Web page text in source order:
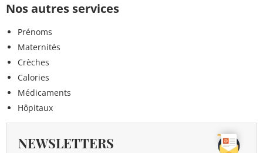
Nos autres services
Prénoms
Maternités
Crèches
Calories
Médicaments
Hôpitaux
NEWSLETTERS